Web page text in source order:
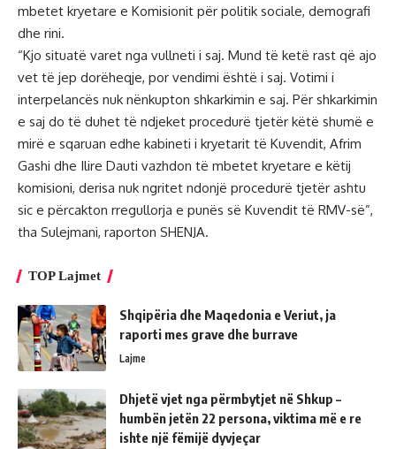
mbetet kryetare e Komisionit për politik sociale, demografi
dhe rini.
“Kjo situatë varet nga vullneti i saj. Mund të ketë rast që ajo
vet të jep dorëheqje, por vendimi është i saj. Votimi i
interpelancës nuk nënkupton shkarkimin e saj. Për shkarkimin
e saj do të duhet të ndjeket procedurë tjetër këtë shumë e
mirë e sqaruan edhe kabineti i kryetarit të Kuvendit, Afrim
Gashi dhe Ilire Dauti vazhdon të mbetet kryetare e këtij
komisioni, derisa nuk ngritet ndonjë procedurë tjetër ashtu
sic e përcakton rregullorja e punës së Kuvendit të RMV-së”,
tha Sulejmani, raporton SHENJA.
TOP Lajmet
Shqipëria dhe Maqedonia e Veriut, ja
raporti mes grave dhe burrave
Lajme
Dhjetë vjet nga përmbytjet në Shkup –
humbën jetën 22 persona, viktima më e re
ishte një fëmijë dyvjeçar